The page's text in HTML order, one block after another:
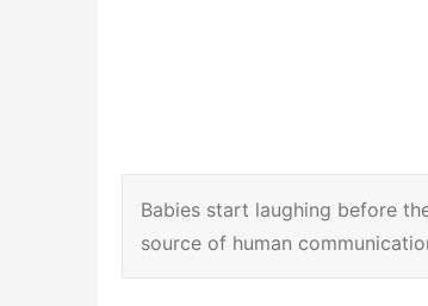
Babies start laughing before
source of human